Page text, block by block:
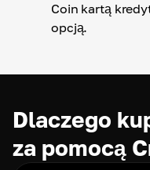
Coin kartą
opcją.
Dlaczego
za pomocą